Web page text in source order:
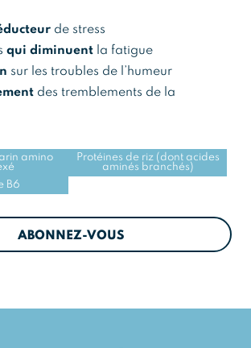
de stress
qui diminuent la fatigue
sur les troubles de l’humeur
des tremblements de la
amino
Protéines de riz (dont acides
aminés branchés)
B6
ABONNEZ-VOUS